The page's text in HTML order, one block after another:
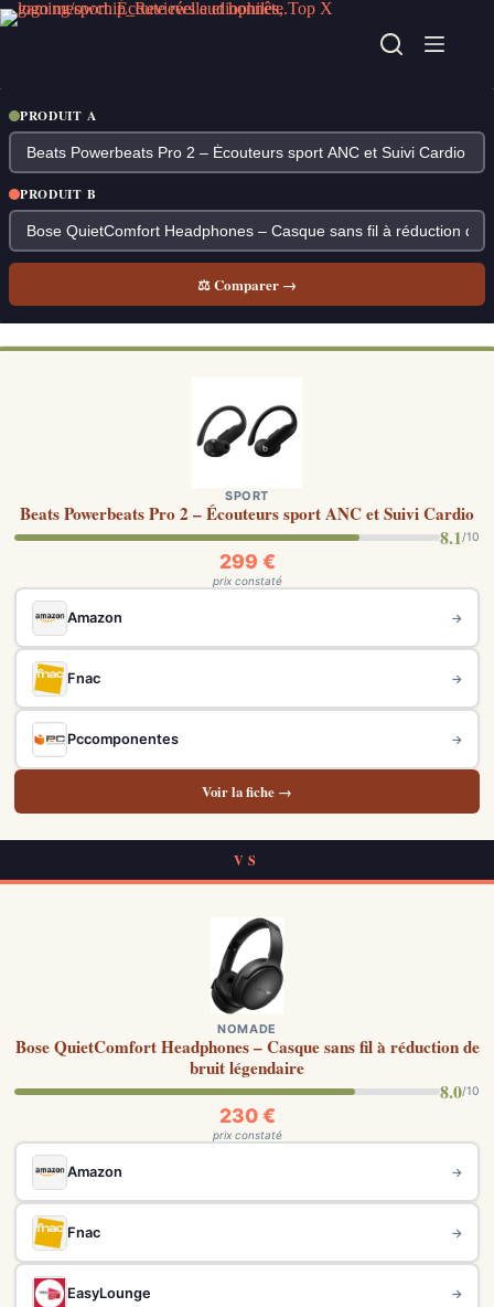
Passer
au
PRODUIT A
PRODUIT B
⚖ Comparer →
SPORT
Beats Powerbeats Pro 2 – Écouteurs sport ANC et Suivi Cardio
8.1/10
299 €
prix constaté
Amazon →
Fnac →
Pccomponentes →
Voir la fiche →
VS
NOMADE
Bose QuietComfort Headphones – Casque sans fil à réduction de
bruit légendaire
8.0/10
230 €
prix constaté
Amazon →
Fnac →
EasyLounge →